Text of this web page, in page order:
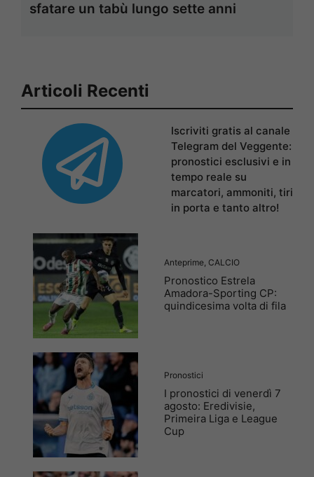
sfatare un tabù lungo sette anni
Articoli Recenti
Iscriviti gratis al canale
Telegram del Veggente:
pronostici esclusivi e in
tempo reale su
marcatori, ammoniti, tiri
in porta e tanto altro!
Anteprime CALCIO
Pronostico Estrela
Amadora-Sporting CP:
quindicesima volta di fila
Pronostici
I pronostici di venerdì 7
agosto: Eredivisie,
Primeira Liga e League
Cup